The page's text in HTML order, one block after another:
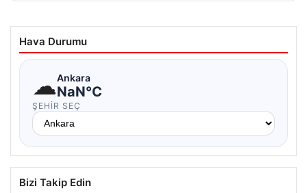
Hava Durumu
☁Ankara
NaN°C
ŞEHIR SEÇ
Bizi Takip Edin